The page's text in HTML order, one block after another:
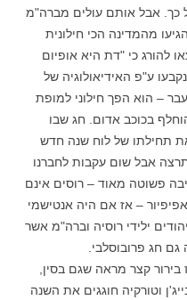
כך. אבל אותם עולים מברה"מ
מהמדינה הכי חילונית
להורג כי "דת היא אופיום
ע"פ האידיאולוגיה של
– הוא הפך חילוני למופת
בכוכב אדום. חג שבו
של לוח שנה חדש
אבל שום עקבות לחברנו
פשוטה מאוד – רוסים אינם
– אז אם היה אנטישמי
ילידי רוסיה וברה"מ אשר
גם חג פרובוסלבי.
בירור קצר מראה שגם בסין,
וטורקיה חוגגים את השנה